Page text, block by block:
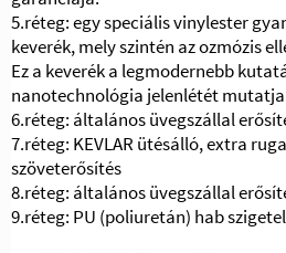
5.réteg: egy speciális vinylester
keverék, mely szintén az ozmózis
Ez a keverék a legmodernebb
nanotechnológia jelenlétét
6.réteg: általános üvegszállal
7.réteg: KEVLAR ütésálló, extra
szöveterősítés
8.réteg: általános üvegszállal
9.réteg: PU (poliuretán) hab